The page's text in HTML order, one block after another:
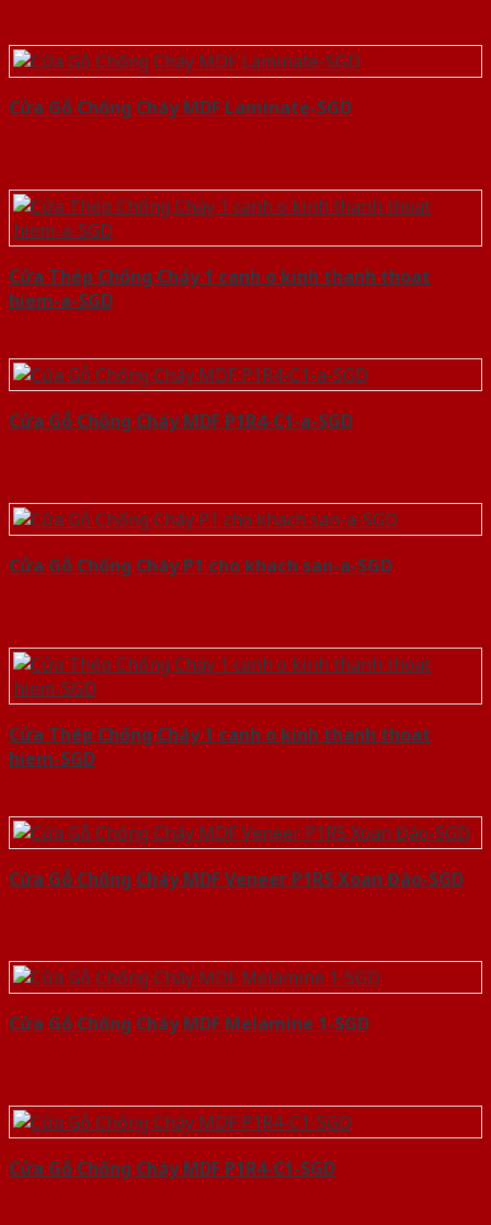
Cửa Gỗ Chống Cháy MDF Laminate-SGD
Cửa Thép Chống Cháy 1 canh o kinh thanh thoat
hiem-a-SGD
Cửa Gỗ Chống Cháy MDF P1R4-C1-a-SGD
Cửa Gỗ Chống Cháy P1 cho khach san-a-SGD
Cửa Thép Chống Cháy 1 canh o kinh thanh thoat
hiem-SGD
Cửa Gỗ Chống Cháy MDF Veneer P1R5 Xoan Đào-SGD
Cửa Gỗ Chống Cháy MDF Melamine 1-SGD
Cửa Gỗ Chống Cháy MDF P1R4-C1-SGD